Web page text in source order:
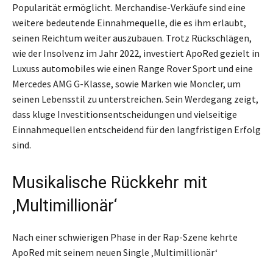
Popularität ermöglicht. Merchandise-Verkäufe sind eine
weitere bedeutende Einnahmequelle, die es ihm erlaubt,
seinen Reichtum weiter auszubauen. Trotz Rückschlägen,
wie der Insolvenz im Jahr 2022, investiert ApoRed gezielt in
Luxuss automobiles wie einen Range Rover Sport und eine
Mercedes AMG G-Klasse, sowie Marken wie Moncler, um
seinen Lebensstil zu unterstreichen. Sein Werdegang zeigt,
dass kluge Investitionsentscheidungen und vielseitige
Einnahmequellen entscheidend für den langfristigen Erfolg
sind.
Musikalische Rückkehr mit
‚Multimillionär‘
Nach einer schwierigen Phase in der Rap-Szene kehrte
ApoRed mit seinem neuen Single ‚Multimillionär‘